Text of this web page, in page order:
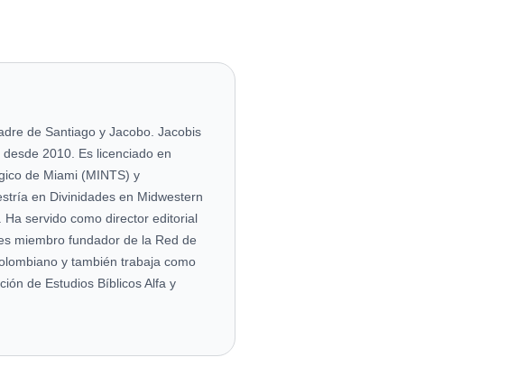
de Santiago y Jacobo. Jacobis
2010. Es licenciado en
de Miami (MINTS) y
en Divinidades en Midwestern
Ha servido como director editorial
miembro fundador de la Red de
y también trabaja como
de Estudios Bíblicos Alfa y